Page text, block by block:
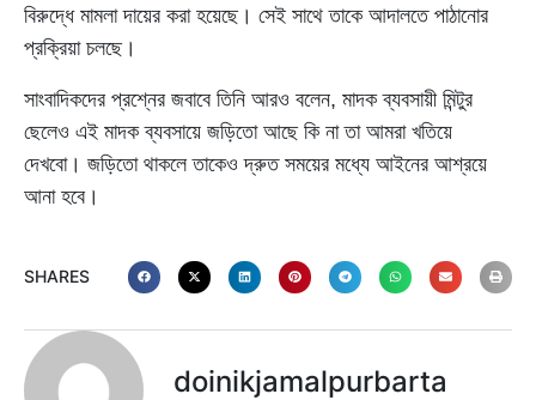
বিরুদ্ধে মামলা দায়ের করা হয়েছে। সেই সাথে তাকে আদালতে পাঠানোর
প্রক্রিয়া চলছে।
সাংবাদিকদের প্রশ্নের জবাবে তিনি আরও বলেন, মাদক ব্যবসায়ী মিন্টুর
ছেলেও এই মাদক ব্যবসায়ে জড়িতো আছে কি না তা আমরা খতিয়ে
দেখবো। জড়িতো থাকলে তাকেও দ্রুত সময়ের মধ্যে আইনের আশ্রয়ে
আনা হবে।
SHARES
doinikjamalpurbarta